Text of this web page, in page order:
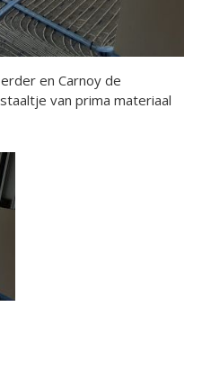
en Carnoy de
van prima materiaal